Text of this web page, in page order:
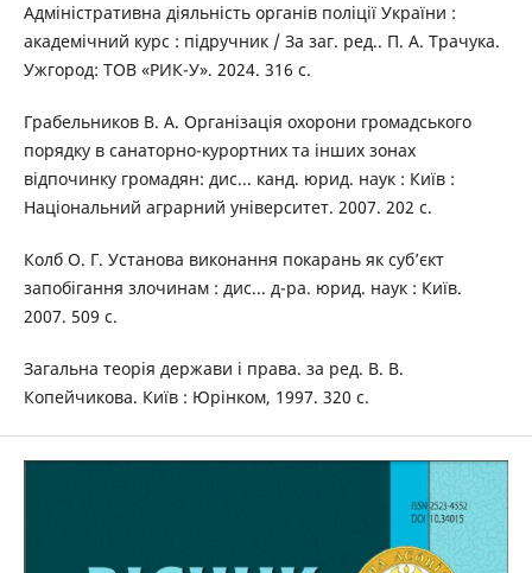
Адміністративна діяльність органів поліції України :
академічний курс : підручник / За заг. ред.. П. А. Трачука.
Ужгород: ТОВ «РИК-У». 2024. 316 с.
Грабельников В. А. Організація охорони громадського
порядку в санаторно-курортних та інших зонах
відпочинку громадян: дис... канд. юрид. наук : Київ :
Національний аграрний університет. 2007. 202 с.
Колб О. Г. Установа виконання покарань як суб’єкт
запобігання злочинам : дис... д-ра. юрид. наук : Київ.
2007. 509 с.
Загальна теорія держави і права. за ред. В. В.
Копейчикова. Київ : Юрінком, 1997. 320 с.